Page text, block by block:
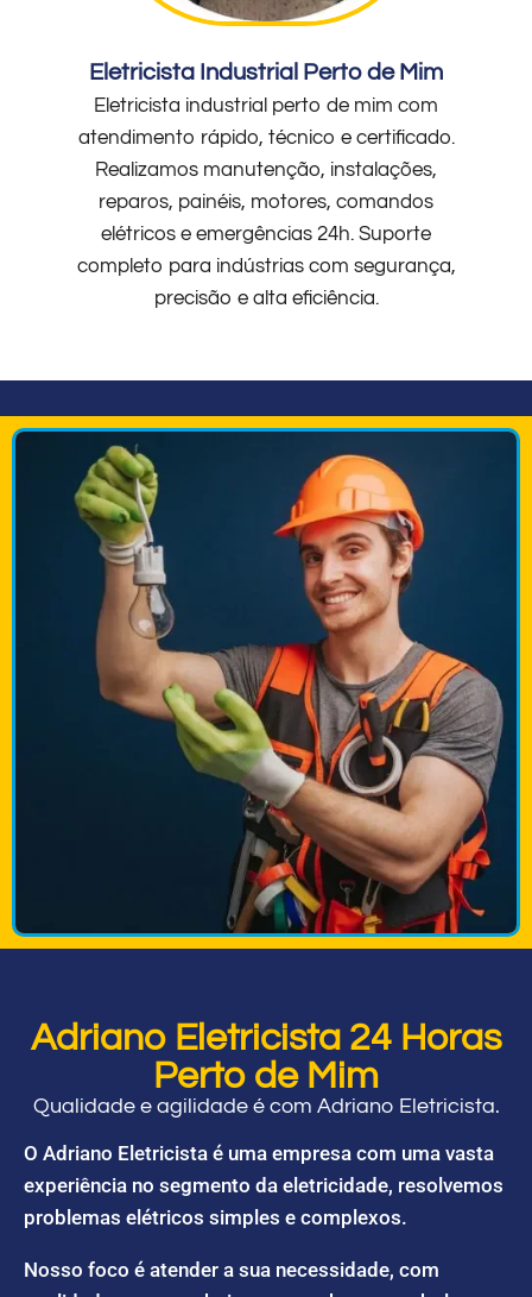
Eletricista Industrial Perto de Mim
Eletricista industrial perto de mim com
atendimento rápido, técnico e certificado.
Realizamos manutenção, instalações,
reparos, painéis, motores, comandos
elétricos e emergências 24h. Suporte
completo para indústrias com segurança,
precisão e alta eficiência.
Adriano Eletricista 24 Horas
Perto de Mim
Qualidade e agilidade é com Adriano Eletricista.
O Adriano Eletricista é uma empresa com uma vasta
experiência no segmento da eletricidade, resolvemos
problemas elétricos simples e complexos.
Nosso foco é atender a sua necessidade, com